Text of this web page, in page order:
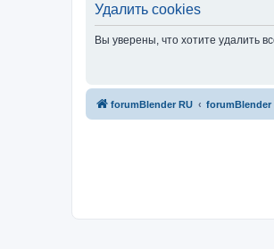
Удалить cookies
Вы уверены, что хотите удалить
forumBlender RU forumBlender